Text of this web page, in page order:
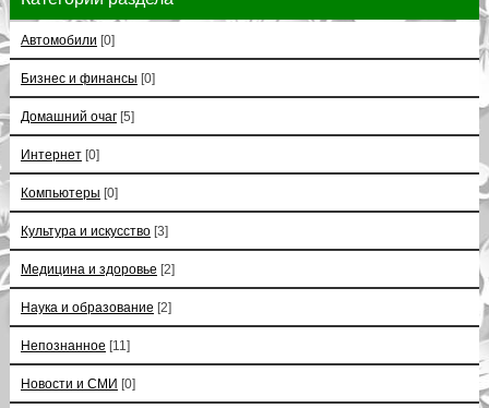
Автомобили [0]
Бизнес и финансы [0]
Домашний очаг [5]
Интернет [0]
Компьютеры [0]
Культура и искусство [3]
Медицина и здоровье [2]
Наука и образование [2]
Непознанное [11]
Новости и СМИ [0]